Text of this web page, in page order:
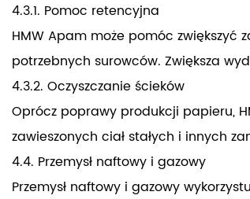
4.3.1. Pomoc retencyjna
HMW Apam może pomóc zwiększyć
potrzebnych surowców. Zwiększa
4.3.2. Oczyszczanie ścieków
Oprócz poprawy produkcji papieru,
zawieszonych ciał stałych i innych
4.4. Przemysł naftowy i gazowy
Przemysł naftowy i gazowy